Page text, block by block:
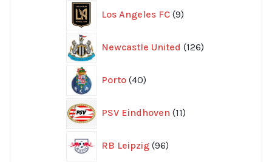
Los Angeles FC 9
produkter
Newcastle United 126
produkter
Porto 40
produkter
PSV Eindhoven 11
produkter
RB Leipzig 96
produkter